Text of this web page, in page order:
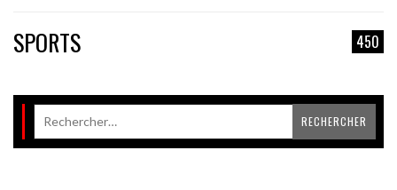
SPORTS 450